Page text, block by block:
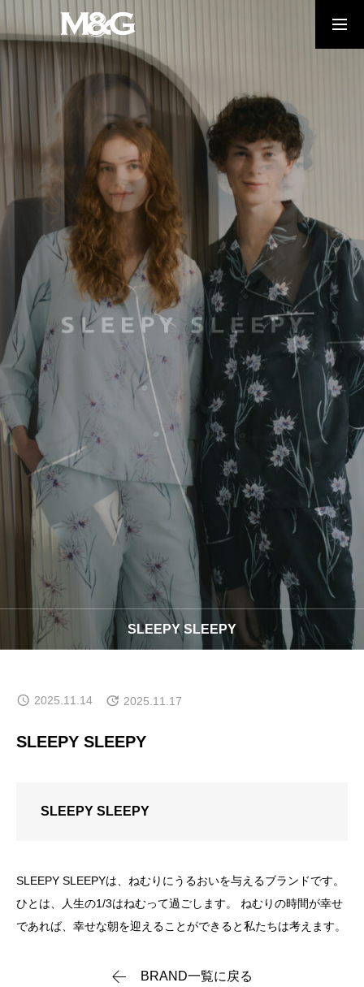
NEWS
SHOP LIST
ONLINE STORE
COMPANY
CONTACT
SLEEPY SLEEPY
2025.11.14 2025.11.17
SLEEPY SLEEPY
SLEEPY SLEEPY
SLEEPY SLEEPYは、ねむりにうるおいを与えるブランドです。
ひとは、人生の1/3はねむって過ごします。 ねむりの時間が幸せ
であれば、幸せな朝を迎えることができると私たちは考えます。
BRAND一覧に戻る